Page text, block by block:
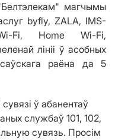
магчымы
byfly, ZALA, IMS-
Fi, Home Wi-Fi,
лініі ў асобных
раёна да 5
ў абанентаў
службаў 101, 102,
сувязь. Просім